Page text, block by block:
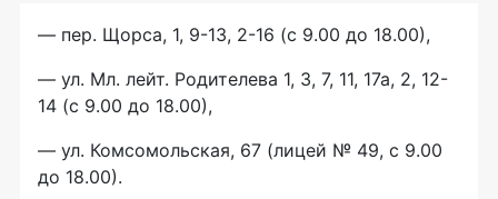
— пер. Щорса, 1, 9-13, 2-16 (с 9.00 до 18.00),
— ул. Мл. лейт. Родителева 1, 3, 7, 11, 17а, 2, 12-
14 (с 9.00 до 18.00),
— ул. Комсомольская, 67 (лицей № 49, с 9.00
до 18.00).